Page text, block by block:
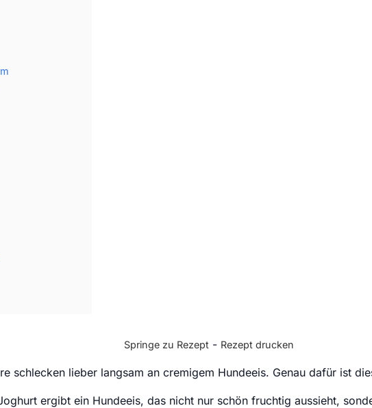
Springe zu Rezept - Rezept drucken
schlecken lieber langsam an cremigem Hundeeis. Genau dafür ist
ergibt ein Hundeeis, das nicht nur schön fruchtig aussieht,